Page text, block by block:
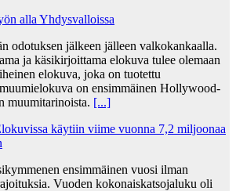
alla Yhdysvalloissa
odotuksen jälkeen jälleen valkokankaalla.
ja käsikirjoittama elokuva tulee olemaan
elokuva, joka on tuotettu
on ensimmäinen Hollywood-
muumitarinoista. [...]
käytiin viime vuonna 7,2 miljoonaa
ensimmäinen vuosi ilman
Vuoden kokonaiskatsojaluku oli